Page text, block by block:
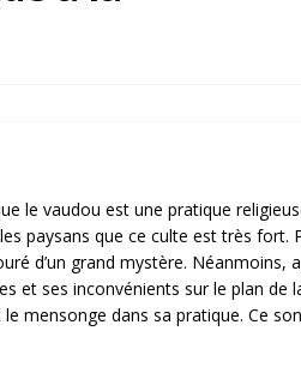
le vaudou est une pratique
paysans que ce culte est très fort.
d’un grand mystère. Néanmoins,
et ses inconvénients sur le plan de
mensonge dans sa pratique. Ce